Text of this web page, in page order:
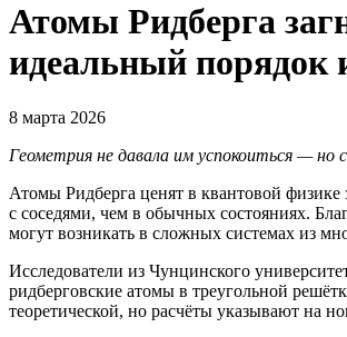
Атомы Ридберга
идеальный порядок
8 марта 2026
Геометрия не давала им успокоиться — но
Атомы Ридберга ценят в квантовой
с соседями, чем в обычных состояниях.
могут возникать в сложных системах из
Исследователи из Чунцинского
ридберговские атомы в треугольной
теоретической, но расчёты указывают на